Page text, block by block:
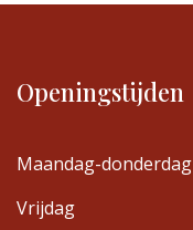
Openingstijden
Maandag-donderdag
Vrijdag